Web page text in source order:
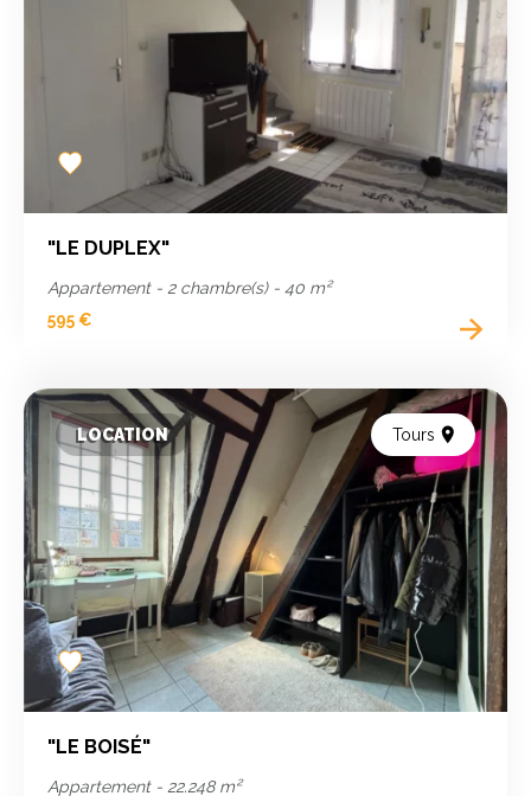
Add
to
"LE DUPLEX"
Appartement - 2 chambre(s) - 40 m²
595 €
LOCATION Tours
Add
to
favorites
"LE BOISÉ"
Appartement - 22.248 m²